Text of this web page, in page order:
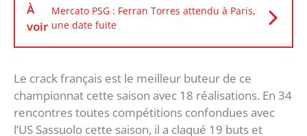
À
voir
Mercato PSG : Ferran Torres attendu à Paris,
une date fuite
Le crack français est le meilleur buteur de ce
championnat cette saison avec 18 réalisations. En 34
rencontres toutes compétitions confondues avec
l’US Sassuolo cette saison, il a claqué 19 buts et